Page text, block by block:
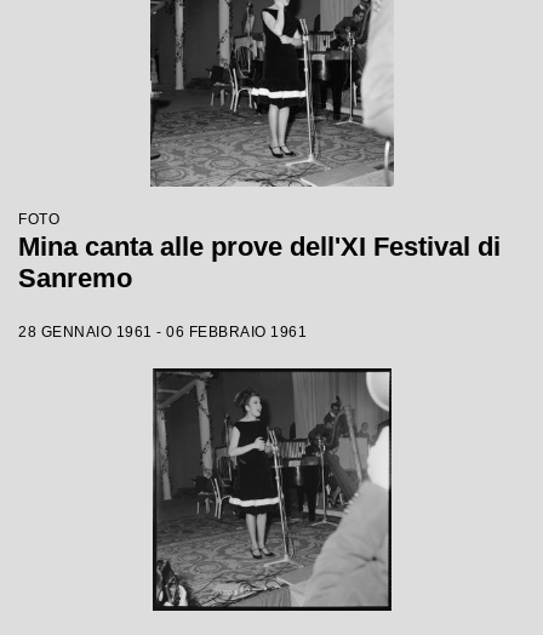
FOTO
Mina canta alle prove dell'XI Festival di
Sanremo
28 GENNAIO 1961 - 06 FEBBRAIO 1961